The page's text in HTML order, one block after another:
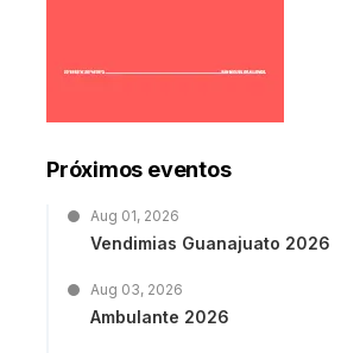
Próximos eventos
Aug 01, 2026
Vendimias Guanajuato 2026
Aug 03, 2026
Ambulante 2026